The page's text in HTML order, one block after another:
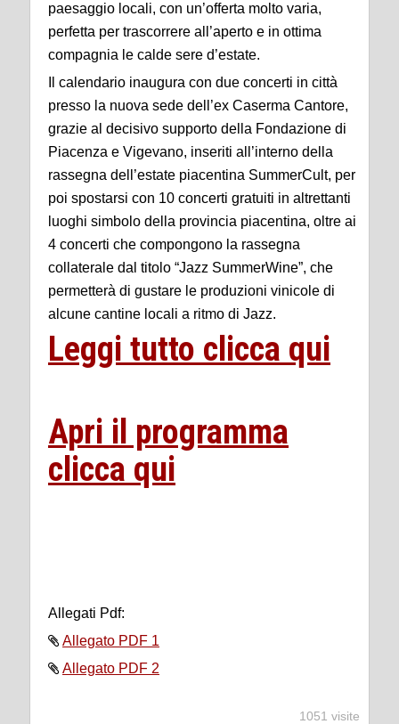
paesaggio locali, con un’offerta molto varia,
perfetta per trascorrere all’aperto e in ottima
compagnia le calde sere d’estate.
Il calendario inaugura con due concerti in città
presso la nuova sede dell’ex Caserma Cantore,
grazie al decisivo supporto della Fondazione di
Piacenza e Vigevano, inseriti all’interno della
rassegna dell’estate piacentina SummerCult, per
poi spostarsi con 10 concerti gratuiti in altrettanti
luoghi simbolo della provincia piacentina, oltre ai
4 concerti che compongono la rassegna
collaterale dal titolo “Jazz SummerWine”, che
permetterà di gustare le produzioni vinicole di
alcune cantine locali a ritmo di Jazz.
Leggi tutto clicca qui
Apri il programma
clicca qui
Allegati Pdf:
Allegato PDF 1
Allegato PDF 2
1051 visite